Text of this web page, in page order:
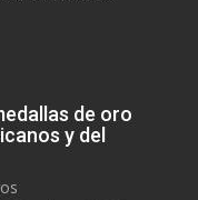
de oro
y del